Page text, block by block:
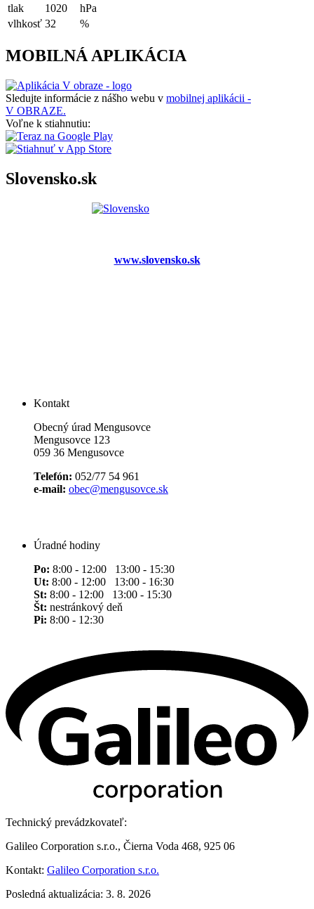
tlak
1020
hPa
vlhkosť 32 %
MOBILNÁ APLIKÁCIA
Sledujte informácie z nášho webu v mobilnej aplikácii -
V OBRAZE.
Voľne k stiahnutiu:
Slovensko.sk
www.slovensko.sk
Kontakt
Obecný úrad Mengusovce
Mengusovce 123
059 36 Mengusovce
Telefón: 052/77 54 961
e-mail: obec@mengusovce.sk
Úradné hodiny
Po: 8:00 - 12:00 13:00 - 15:30
Ut: 8:00 - 12:00 13:00 - 16:30
St: 8:00 - 12:00 13:00 - 15:30
Št: nestránkový deň
Pi: 8:00 - 12:30
Technický prevádzkovateľ:
Galileo Corporation s.r.o., Čierna Voda 468, 925 06
Kontakt: Galileo Corporation s.r.o.
Posledná aktualizácia: 3. 8. 2026